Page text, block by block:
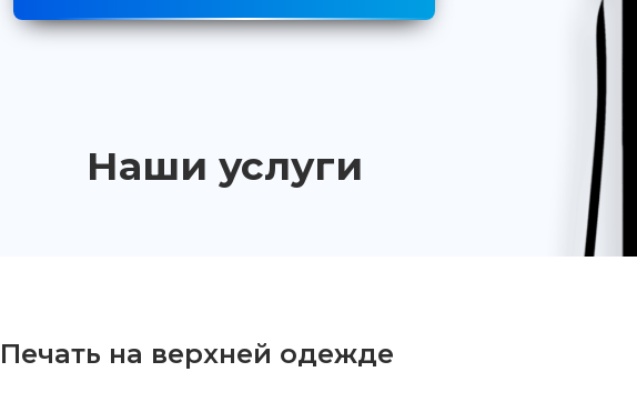
Наши услуги
Печать на верхней одежде